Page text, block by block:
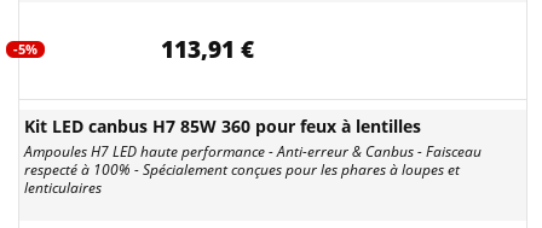
-5% 113,91 €
Kit LED canbus H7 85W 360 pour feux à lentilles
Ampoules H7 LED haute performance - Anti-erreur & Canbus - Faisceau
respecté à 100% - Spécialement conçues pour les phares à loupes et
lenticulaires